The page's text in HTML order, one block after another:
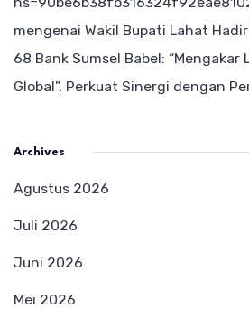
mengenai Wakil Bupati Lahat
68 Bank Sumsel Babel: “Mengakar
Global”, Perkuat Sinergi dengan
Archives
Agustus 2026
Juli 2026
Juni 2026
Mei 2026